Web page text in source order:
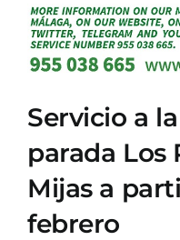
Servicio a
parada Los
Mijas a
febrero